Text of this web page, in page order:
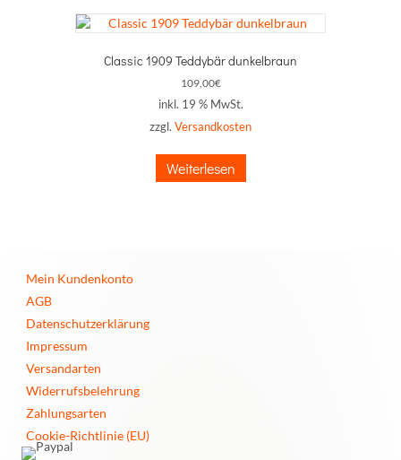
Classic 1909 Teddybär dunkelbraun
109,00€
inkl. 19 % MwSt.
zzgl. Versandkosten
Weiterlesen
Mein Kundenkonto
AGB
Datenschutzerklärung
Impressum
Versandarten
Widerrufsbelehrung
Zahlungsarten
Cookie-Richtlinie (EU)